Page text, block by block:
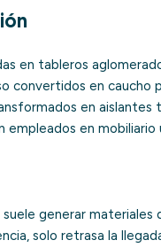
en tableros
convertidos en caucho
en aislantes
empleados en mobiliario
generar materiales
solo retrasa la